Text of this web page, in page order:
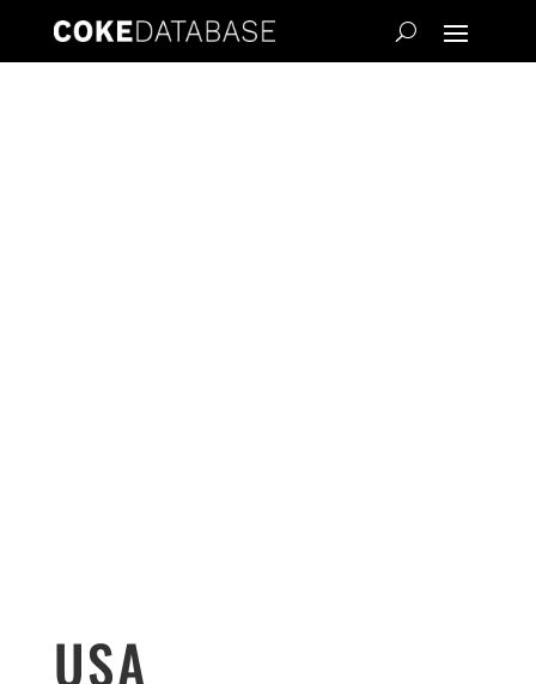
USA